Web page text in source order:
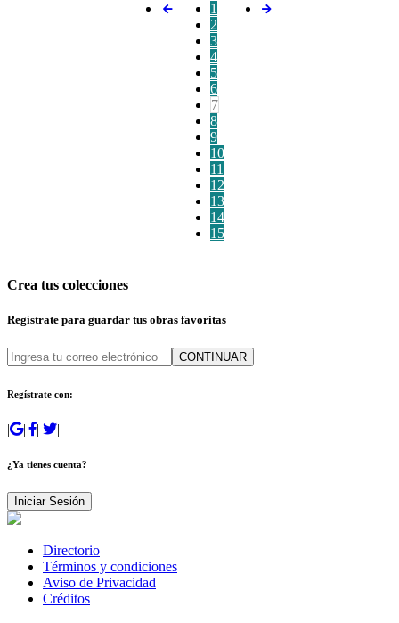
1
2
3
4
5
6
7
8
9
10
11
12
13
14
15
Crea tus colecciones
Regístrate para guardar tus obras favoritas
CONTINUAR
Regístrate con:
| | | |
¿Ya tienes cuenta?
Iniciar Sesión
Directorio
Términos y condiciones
Aviso de Privacidad
Créditos